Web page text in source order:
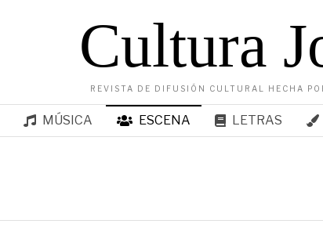
Cultura
REVISTA DE DIFUSIÓN CULTURAL HECHA
MÚSICA ESCENA LETRAS